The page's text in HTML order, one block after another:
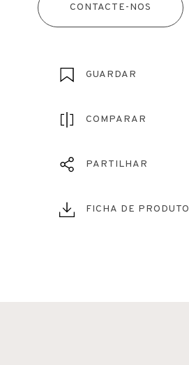
CONTACTE-NOS
GUARDAR
COMPARAR
PARTILHAR
FICHA DE PRODUTO